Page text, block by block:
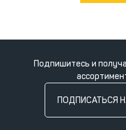
Подпишитесь и
ПОДПИСАТЬСЯ